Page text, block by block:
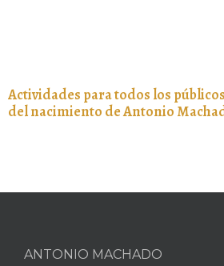
Actividades para todos los
del nacimiento de Antonio
ANTONIO MACHADO